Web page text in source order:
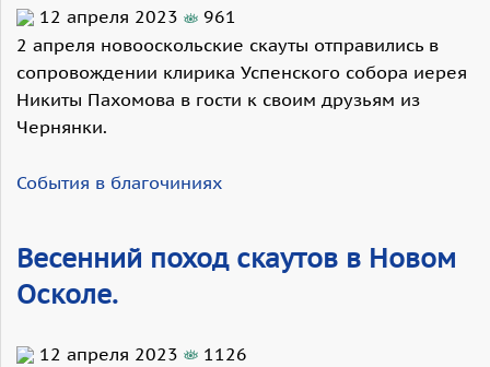
12 апреля 2023
961
2 апреля новооскольские скауты отправились в
сопровождении клирика Успенского собора иерея
Никиты Пахомова в гости к своим друзьям из
Чернянки.
События в благочиниях
Весенний поход скаутов в Новом
Осколе.
12 апреля 2023 1126